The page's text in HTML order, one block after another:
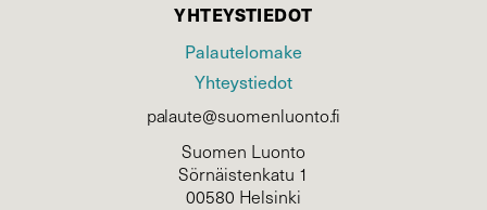
YHTEYSTIEDOT
Palautelomake
Yhteystiedot
palaute@suomenluonto.fi
Suomen Luonto
Sörnäistenkatu 1
00580 Helsinki